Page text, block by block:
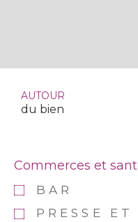
AUTOUR
du bien
Commerces et
BAR
PRESSE ET